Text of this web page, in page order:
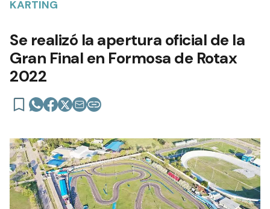
KARTING
Se realizó la apertura oficial de la
Gran Final en Formosa de Rotax
2022